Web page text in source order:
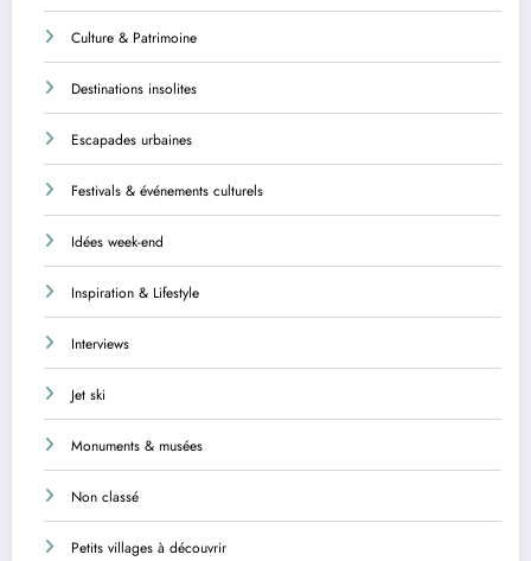
Culture & Patrimoine
Destinations insolites
Escapades urbaines
Festivals & événements culturels
Idées week-end
Inspiration & Lifestyle
Interviews
Jet ski
Monuments & musées
Non classé
Petits villages à découvrir